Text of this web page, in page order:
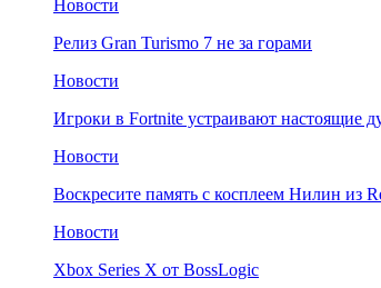
Новости
Релиз Gran Turismo 7 не за горами
Новости
Игроки в Fortnite устраивают настоящие
Новости
Воскресите память с косплеем Нилин из
Новости
Xbox Series X от BossLogic